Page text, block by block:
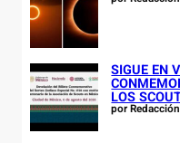
SIGUE EN
LOS
por Redacción